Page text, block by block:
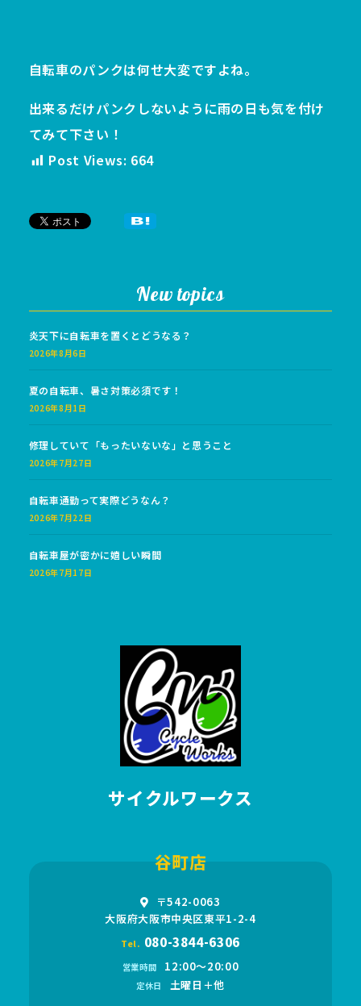
自転車のパンクは何せ大変ですよね。
出来るだけパンクしないように雨の日も気を付け
てみて下さい！
Post Views: 664
New topics
炎天下に自転車を置くとどうなる？
2026年8月6日
夏の自転車、暑さ対策必須です！
2026年8月1日
修理していて「もったいないな」と思うこと
2026年7月27日
自転車通勤って実際どうなん？
2026年7月22日
自転車屋が密かに嬉しい瞬間
2026年7月17日
サイクルワークス
谷町店
〒542-0063
大阪府大阪市中央区東平1-2-4
Tel. 080-3844-6306
営業時間 12:00〜20:00
定休日 土曜日＋他